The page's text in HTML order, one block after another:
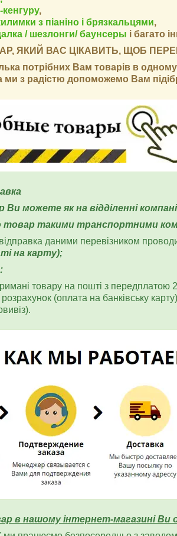
,
з піаніно і брязкальцями,
/ шезлонги/ баунсеры і багато
ЯКИЙ ВАС ЦІКАВИТЬ, ЩОБ
потрібних Вам товарів в
з радістю допоможемо Вам
можете як на відділенні
товар такими транспортними
даними перевізником
на карту);
товару на пошті з передплатою
розрахунок (оплата на банківську
в нашому інтернет-магазині Ви